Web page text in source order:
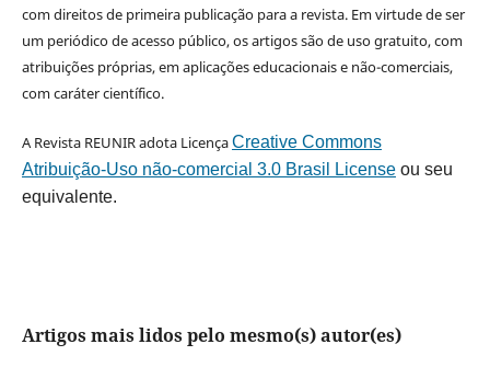
com direitos de primeira publicação para a revista. Em virtude de ser
um periódico de acesso público, os artigos são de uso gratuito, com
atribuições próprias, em aplicações educacionais e não-comerciais,
com caráter científico.
A Revista REUNIR adota LicençaCreative Commons
Atribuição-Uso não-comercial 3.0 Brasil Licenseou seu
equivalente.
Artigos mais lidos pelo mesmo(s) autor(es)